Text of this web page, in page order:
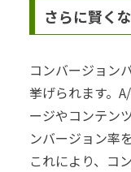
さらに賢く
コンバージョン
挙げられます。
ージやコンテン
ンバージョン率
これにより、コ